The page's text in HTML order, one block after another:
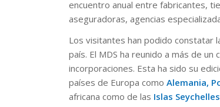
encuentro anual entre fabricantes,
aseguradoras, agencias
Los visitantes han podido constatar
país. El MDS ha reunido a más de
incorporaciones. Esta ha sido su
países de Europa comoAlemania,
africana como de las Islas